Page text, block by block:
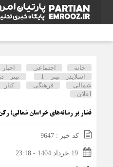
خانه اجتماعی اخبار
اسلایدر تیتر 1
تیتر
شمالی
فرهنگی کنار
اعلان
فشار بر رسانه‌های خراسان شمالی؛
کد خبر : 9647
19 خرداد 1404 - 23:18